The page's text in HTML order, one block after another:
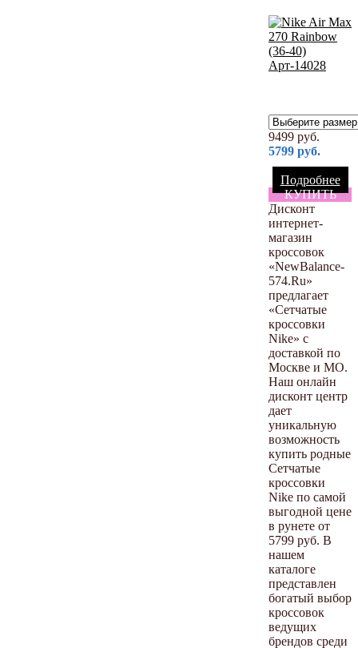
9499 руб.
5799 руб.
Подробнее
КУПИТЬ
Дисконт
интернет-
магазин
кроссовок
«NewBalance-
574.Ru»
предлагает
«Сетчатые
кроссовки
Nike» с
доставкой по
Москве и МО.
Наш онлайн
дисконт центр
дает
уникальную
возможность
купить родные
Сетчатые
кроссовки
Nike по самой
выгодной цене
в рунете от
5799 руб. В
нашем
каталоге
представлен
богатый выбор
кроссовок
ведущих
брендов среди